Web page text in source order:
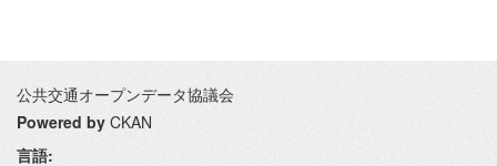
公共交通オープンデータ協議会
Powered by CKAN
言語